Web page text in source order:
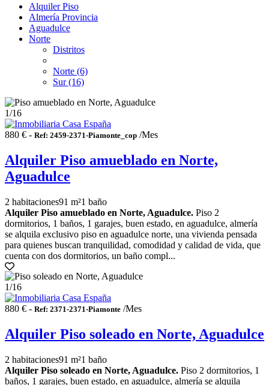
Alquiler Piso
Almería Provincia
Aguadulce
Norte
Distritos
Norte (6)
Sur (16)
1/16
880 € - Ref: 2459-2371-Piamonte_cop /Mes
Alquiler Piso amueblado en Norte,
Aguadulce
2 habitaciones91 m²1 baño
Alquiler Piso amueblado en Norte, Aguadulce. Piso 2
dormitorios, 1 baños, 1 garajes, buen estado, en aguadulce, almería
se alquila exclusivo piso en aguadulce norte, una vivienda pensada
para quienes buscan tranquilidad, comodidad y calidad de vida, que
cuenta con dos dormitorios, un baño compl...
1/16
880 € - Ref: 2371-2371-Piamonte /Mes
Alquiler Piso soleado en Norte, Aguadulce
2 habitaciones91 m²1 baño
Alquiler Piso soleado en Norte, Aguadulce. Piso 2 dormitorios, 1
baños, 1 garajes, buen estado, en aguadulce, almería se alquila